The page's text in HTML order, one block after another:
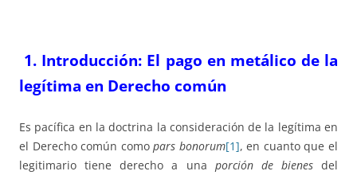
1. Introducción: El pago en metálico de la
legítima en Derecho común
Es pacífica en la doctrina la consideración de la legítima en
el Derecho común comopars bonorum[1], en cuanto que el
legitimario tiene derecho a una porción de bienesdel